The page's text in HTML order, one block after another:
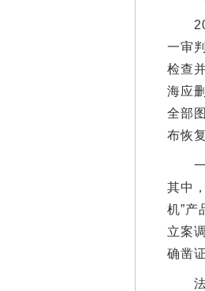
一审
检查
海应
全部
布恢
一审
其中
机”产
立案
确凿
法院